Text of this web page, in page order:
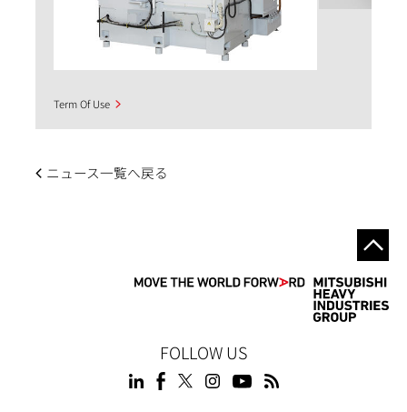
Term Of Use
ニュース一覧へ戻る
FOLLOW US